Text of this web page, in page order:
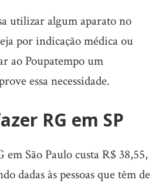
utilizar algum aparato no
por indicação médica ou
ao Poupatempo um
essa necessidade.
RG em SP
São Paulo custa R$ 38,55,
dadas às pessoas que têm de